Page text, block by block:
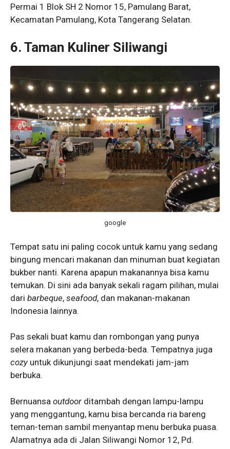
Permai 1 Blok SH 2 Nomor 15, Pamulang Barat,
Kecamatan Pamulang, Kota Tangerang Selatan.
6. Taman Kuliner Siliwangi
google
Tempat satu ini paling cocok untuk kamu yang sedang
bingung mencari makanan dan minuman buat kegiatan
bukber nanti. Karena apapun makanannya bisa kamu
temukan. Di sini ada banyak sekali ragam pilihan, mulai
dari barbeque, seafood, dan makanan-makanan
Indonesia lainnya.
Pas sekali buat kamu dan rombongan yang punya
selera makanan yang berbeda-beda. Tempatnya juga
cozy untuk dikunjungi saat mendekati jam-jam
berbuka.
Bernuansa outdoor ditambah dengan lampu-lampu
yang menggantung, kamu bisa bercanda ria bareng
teman-teman sambil menyantap menu berbuka puasa.
Alamatnya ada di Jalan Siliwangi Nomor 12, Pd.